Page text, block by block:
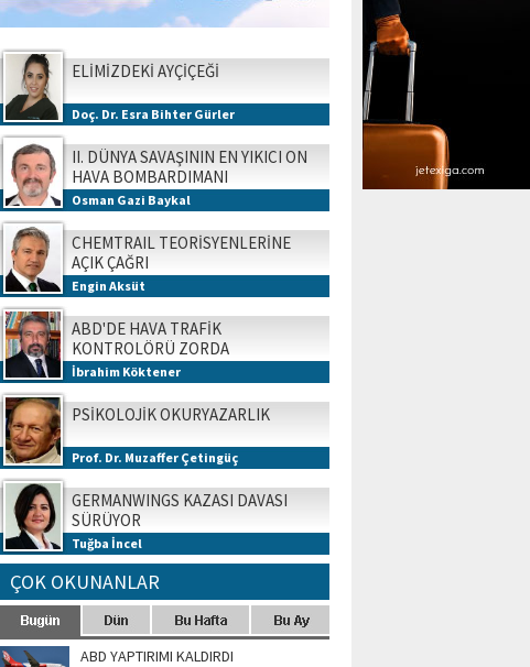
ELİMİZDEKİ AYÇİÇEĞİ
Doç. Dr. Esra Bihter Gürler
II. DÜNYA SAVAŞININ EN YIKICI ON
HAVA BOMBARDIMANI
Osman Gazi Baykal
CHEMTRAIL TEORİSYENLERİNE
AÇIK ÇAĞRI
Engin Aksüt
ABD'DE HAVA TRAFİK
KONTROLÖRÜ ZORDA
İbrahim Köktener
PSİKOLOJİK OKURYAZARLIK
Prof. Dr. Muzaffer Çetingüç
GERMANWINGS KAZASI DAVASI
SÜRÜYOR
Tuğba İncel
ÇOK OKUNANLAR
ABD YAPTIRIMI KALDIRDI